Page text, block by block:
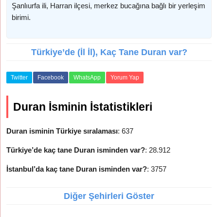
Şanlıurfa ili, Harran ilçesi, merkez bucağına bağlı bir yerleşim
birimi.
Türkiye’de (İl İl), Kaç Tane Duran var?
Twitter Facebook WhatsApp Yorum Yap
Duran İsminin İstatistikleri
Duran isminin Türkiye sıralaması: 637
Türkiye’de kaç tane Duran isminden var?: 28.912
İstanbul’da kaç tane Duran isminden var?: 3757
Diğer Şehirleri Göster